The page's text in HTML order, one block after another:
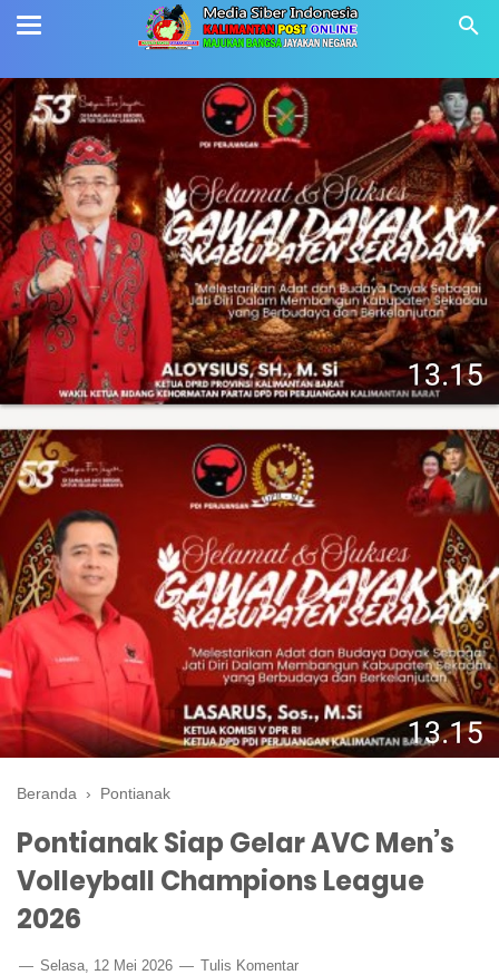
Beranda › Pontianak
Pontianak Siap Gelar AVC Men’s
Volleyball Champions League
2026
Selasa, 12 Mei 2026 Tulis Komentar